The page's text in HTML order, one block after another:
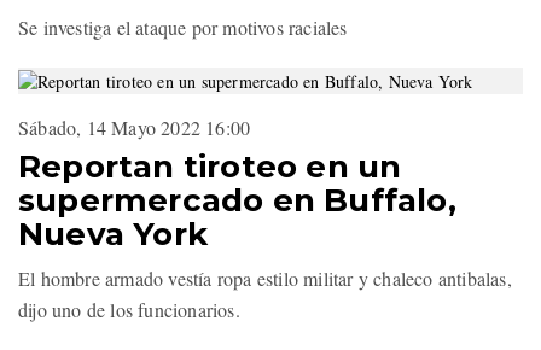
Se investiga el ataque por motivos raciales
Sábado, 14 Mayo 2022 16:00
Reportan tiroteo en un
supermercado en Buffalo,
Nueva York
El hombre armado vestía ropa estilo militar y chaleco antibalas,
dijo uno de los funcionarios.